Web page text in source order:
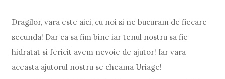
Dragilor, vara este aici, cu noi si ne bucuram de fiecare
secunda! Dar ca sa fim bine iar tenul nostru sa fie
hidratat si fericit avem nevoie de ajutor! Iar vara
aceasta ajutorul nostru se cheama Uriage!